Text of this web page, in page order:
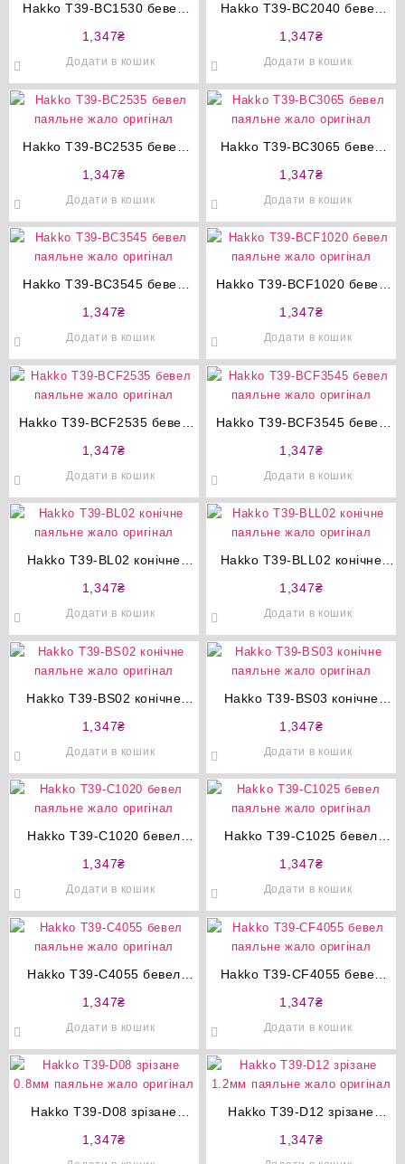
Hakko T39-BC1530 бевел
1,347₴
Додати в кошик
Hakko T39-BC2040 бевел
1,347₴
Додати в кошик
Hakko T39-BC2535 бевел
1,347₴
Додати в кошик
Hakko T39-BC3065 бевел
1,347₴
Додати в кошик
Hakko T39-BC3545 бевел
1,347₴
Додати в кошик
Hakko T39-BCF1020 бевел
1,347₴
Додати в кошик
Hakko T39-BCF2535 бевел
1,347₴
Додати в кошик
Hakko T39-BCF3545 бевел
1,347₴
Додати в кошик
Hakko T39-BL02 конічне
1,347₴
Додати в кошик
Hakko T39-BLL02 конічне
1,347₴
Додати в кошик
Hakko T39-BS02 конічне
1,347₴
Додати в кошик
Hakko T39-BS03 конічне
1,347₴
Додати в кошик
Hakko T39-C1020 бевел
1,347₴
Додати в кошик
Hakko T39-C1025 бевел
1,347₴
Додати в кошик
Hakko T39-C4055 бевел
1,347₴
Додати в кошик
Hakko T39-CF4055 бевел
1,347₴
Додати в кошик
Hakko T39-D08 зрізане
оригінал
1,347₴
Hakko T39-D12 зрізане
оригінал
1,347₴